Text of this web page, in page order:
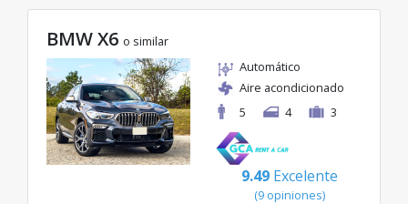
BMW X6 o similar
Automático
Aire acondicionado
5
4 3
9.49 Excelente
(9 opiniones)